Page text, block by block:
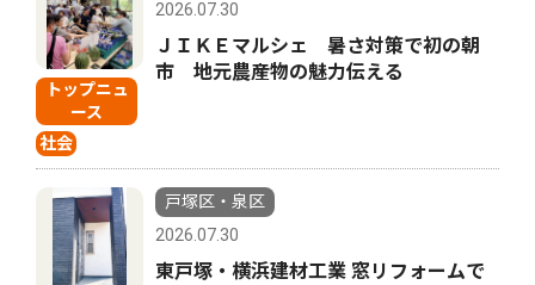
トップニュ
ース
社会
2026.07.30
ＪＩＫＥマルシェ 暑さ対策で初の朝
市 地元農産物の魅力伝える
戸塚区・泉区
2026.07.30
東戸塚・横浜建材工業 窓リフォームで